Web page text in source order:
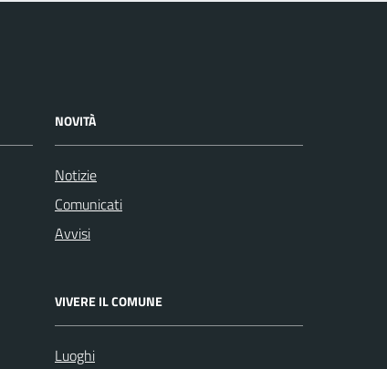
NOVITÀ
Notizie
Comunicati
Avvisi
VIVERE IL COMUNE
Luoghi